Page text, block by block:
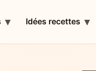
Idées recettes